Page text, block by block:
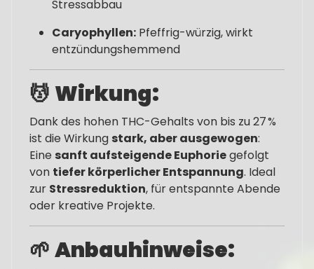
Stressabbau
Caryophyllen: Pfeffrig-würzig, wirkt
entzündungshemmend
💆 Wirkung:
Dank des hohen THC-Gehalts von bis zu 27 %
ist die Wirkung stark, aber ausgewogen:
Eine sanft aufsteigende Euphoriegefolgt
von tiefer körperlicher Entspannung. Ideal
zur Stressreduktion, für entspannte Abende
oder kreative Projekte.
🌱Anbauhinweise: